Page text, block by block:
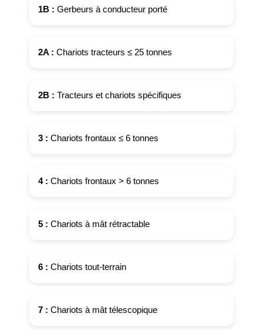
1B : Gerbeurs à conducteur porté
2A : Chariots tracteurs ≤ 25 tonnes
2B : Tracteurs et chariots spécifiques
3 : Chariots frontaux ≤ 6 tonnes
4 : Chariots frontaux > 6 tonnes
5 : Chariots à mât rétractable
6 : Chariots tout-terrain
7 : Chariots à mât télescopique